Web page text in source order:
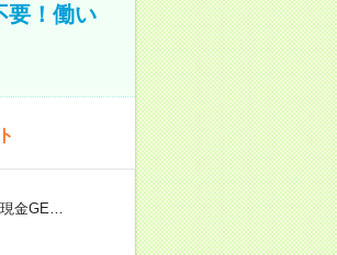
要！働い
金GE…